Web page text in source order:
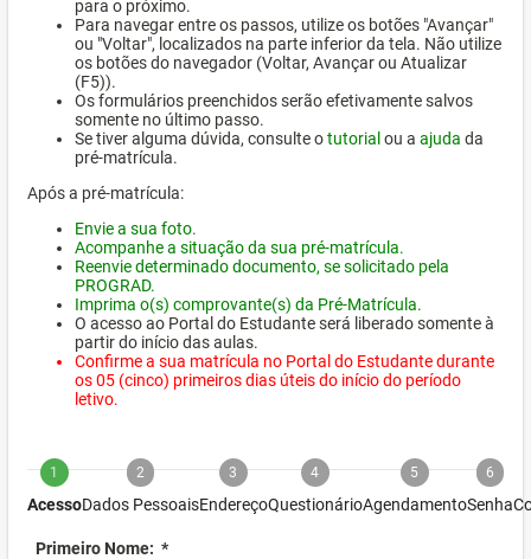
para o próximo.
Para navegar entre os passos, utilize os botões "Avançar"
ou "Voltar", localizados na parte inferior da tela. Não utilize
os botões do navegador (Voltar, Avançar ou Atualizar
(F5)).
Os formulários preenchidos serão efetivamente salvos
somente no último passo.
Se tiver alguma dúvida, consulte otutorial ou a ajuda da
pré-matrícula.
Após a pré-matrícula:
Envie a sua foto.
Acompanhe a situação da sua pré-matrícula.
Reenvie determinado documento, se solicitado pela
PROGRAD.
Imprima o(s) comprovante(s) da Pré-Matrícula.
O acesso ao Portal do Estudante será liberado somente à
partir do início das aulas.
Confirme a sua matrícula no Portal do Estudante durante
os 05 (cinco) primeiros dias úteis do início do período
letivo.
1
Acesso
2
Dados Pessoais
3
Endereço
4
Questionário
5
Agendamento
6
Senha
Primeiro Nome: *